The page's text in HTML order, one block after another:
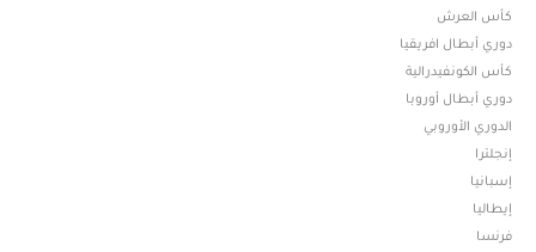
كأس العرش
دوري أبطال افريقيا
كأس الكونفيدرالية
دوري أبطال أوروبا
الدوري الأوروبي
إنجلترا
إسبانيا
إيطاليا
فرنسا